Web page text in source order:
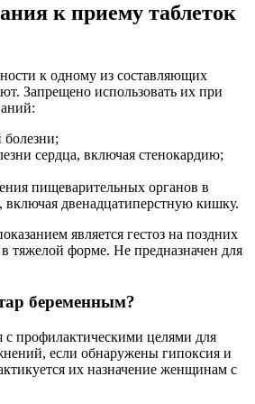
к приему таблеток
к одному из составляющих
Запрещено использовать их при
болезни;
сердца, включая стенокардию;
пищеварительных органов в
включая двенадцатиперстную кишку.
является гестоз на поздних
тяжелой форме. Не предназначен для
беременным?
с профилактическими целями для
если обнаружены гипоксия и
их назначение женщинам с